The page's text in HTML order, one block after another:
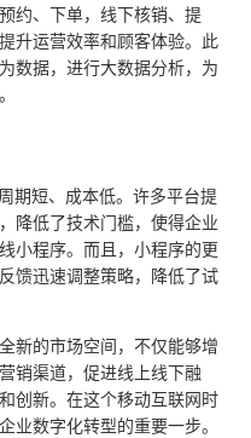
约、下单，线下核销、提
升运营效率和顾客体验。此
数据，进行大数据分析，为
期短、成本低。许多平台提
降低了技术门槛，使得企业
小程序。而且，小程序的更
馈迅速调整策略，降低了试
新的市场空间，不仅能够增
销渠道，促进线上线下融
创新。在这个移动互联网时
业数字化转型的重要一步。